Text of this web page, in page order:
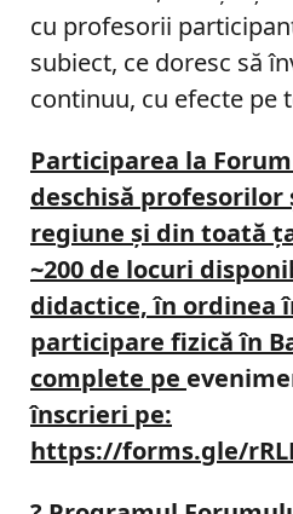
cu profesorii
subiect, ce doresc să
continuu, cu efecte pe
Participarea la
deschisă
regiune şi din toată
~200 de locuri
didactice, în ordinea
participare fizică în
complete pe
înscrieri pe:
https://forms.gle/